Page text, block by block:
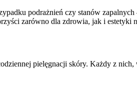
podrażnień czy stanów
zarówno dla zdrowia, jak i estetyki
pielęgnacji skóry. Każdy z